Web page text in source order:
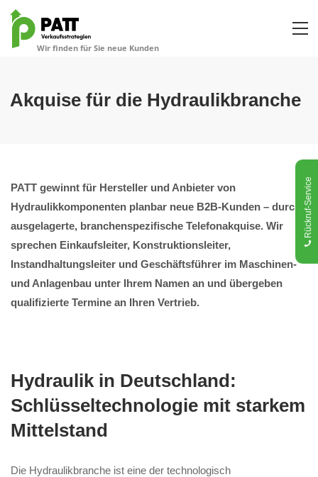
Akquise für die Hydraulikbranche
PATT gewinnt für Hersteller und Anbieter von
Hydraulikkomponenten planbar neue B2B-Kunden – durch
ausgelagerte, branchenspezifische Telefonakquise. Wir
sprechen Einkaufsleiter, Konstruktionsleiter,
Instandhaltungsleiter und Geschäftsführer im Maschinen-
und Anlagenbau unter Ihrem Namen an und übergeben
qualifizierte Termine an Ihren Vertrieb.
Hydraulik in Deutschland:
Schlüsseltechnologie mit starkem
Mittelstand
Die Hydraulikbranche ist eine der technologisch
Rückruf-Service